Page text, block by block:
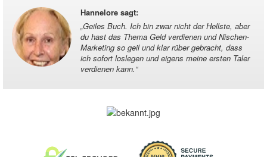
Hannelore sagt:
„Geiles Buch. Ich bin zwar nicht der Hellste, aber
du hast das Thema Geld verdienen und Nischen-
Marketing so geil und klar rüber gebracht, dass
ich sofort loslegen und eigens meine ersten Taler
verdienen kann.“